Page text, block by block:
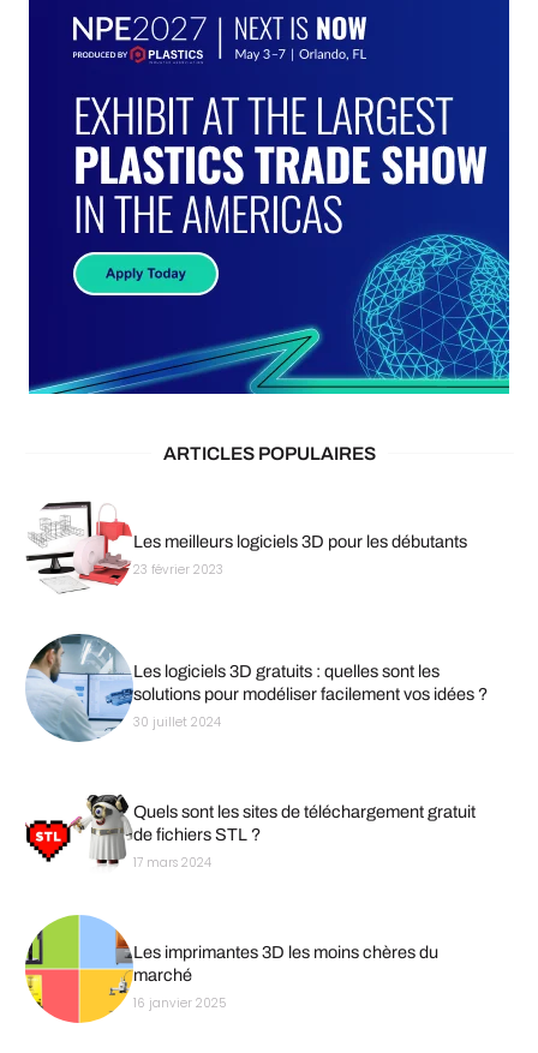
ARTICLES POPULAIRES
Les meilleurs logiciels 3D pour les débutants
23 février 2023
Les logiciels 3D gratuits : quelles sont les
solutions pour modéliser facilement vos idées ?
30 juillet 2024
Quels sont les sites de téléchargement gratuit
de fichiers STL ?
17 mars 2024
Les imprimantes 3D les moins chères du
marché
16 janvier 2025